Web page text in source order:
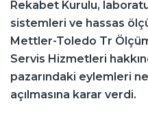
Rekabet Kurulu,
sistemleri ve hassas
Mettler-Toledo Tr
Servis Hizmetleri
pazarındaki eylemleri
açılmasına karar verdi.